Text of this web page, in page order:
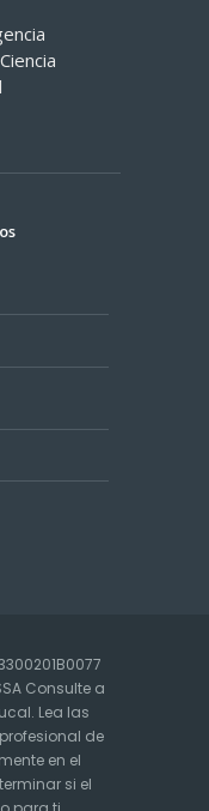
Consulte a
Lea las
de
en el
si el